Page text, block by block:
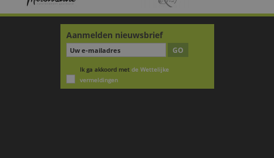
Aanmelden nieuwsbrief
GO
Ik ga akkoord met de Wettelijke
vermeldingen